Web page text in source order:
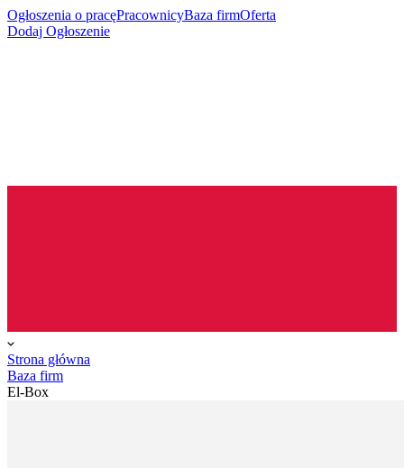
Ogłoszenia o pracęPracownicyBaza firmOferta
Dodaj Ogłoszenie
Strona główna
Baza firm
El-Box